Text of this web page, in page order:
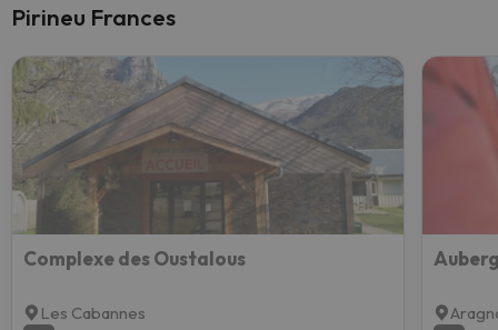
Pirineu Frances
Complexe des Oustalous
Les Cabannes